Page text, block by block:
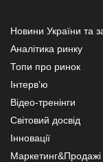
Новини України та
Аналітика ринку
Топи про ринок
Інтерв’ю
Відео-тренінги
Світовий досвід
Інновації
Маркетинг&Продажі